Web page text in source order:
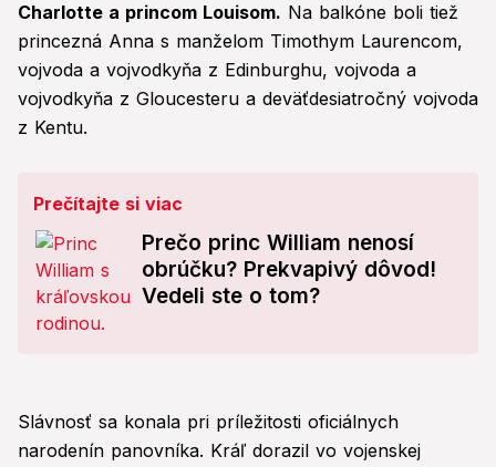
Charlotte a princom Louisom. Na balkóne boli tiež
princezná Anna s manželom Timothym Laurencom,
vojvoda a vojvodkyňa z Edinburghu, vojvoda a
vojvodkyňa z Gloucesteru a deväťdesiatročný vojvoda
z Kentu.
Prečítajte si viac
Prečo princ William nenosí
obrúčku? Prekvapivý dôvod!
Vedeli ste o tom?
Slávnosť sa konala pri príležitosti oficiálnych
narodenín panovníka. Kráľ dorazil vo vojenskej